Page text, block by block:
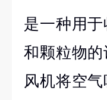
是一种用
和颗粒物
风机将空